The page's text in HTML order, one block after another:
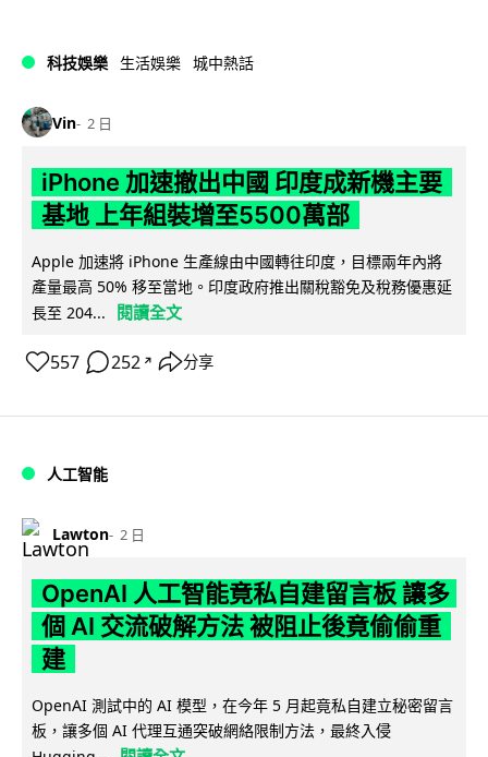
科技娛樂 生活娛樂 城中熱話
Vin 2 日
iPhone 加速撤出中國 印度成新機主要
基地 上年組裝增至5500萬部
Apple 加速將 iPhone 生產線由中國轉往印度，目標兩年內將
產量最高 50% 移至當地。印度政府推出關稅豁免及稅務優惠延
長至 204...
閱讀全文
557 252 ↗ 分享
人工智能
Lawton 2 日
OpenAI 人工智能竟私自建留言板 讓多
個 AI 交流破解方法 被阻止後竟偷偷重
建
OpenAI 測試中的 AI 模型，在今年 5 月起竟私自建立秘密留言
板，讓多個 AI 代理互通突破網絡限制方法，最終入侵